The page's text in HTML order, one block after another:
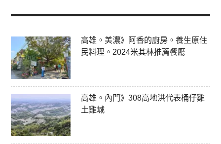
高雄。美濃》阿香的廚房。養生原住
民料理。2024米其林推薦餐廳
高雄。內門》308高地洪代表桶仔雞
土雞城